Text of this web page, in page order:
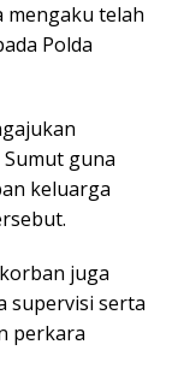
mengaku telah
Polda
guna
keluarga
juga
supervisi serta
perkara